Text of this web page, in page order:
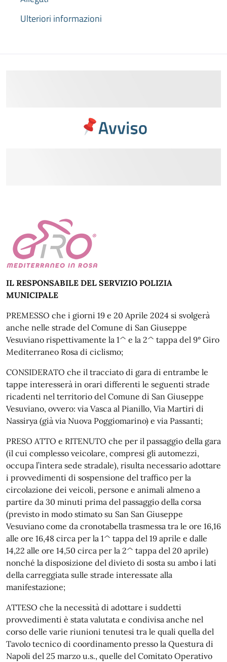
Ulteriori informazioni
IL RESPONSABILE DEL SERVIZIO POLIZIA
MUNICIPALE
PREMESSO che i giorni 19 e 20 Aprile 2024 si svolgerà
anche nelle strade del Comune di San Giuseppe
Vesuviano rispettivamente la 1^ e la 2^ tappa del 9° Giro
Mediterraneo Rosa di ciclismo;
CONSIDERATO che il tracciato di gara di entrambe le
tappe interesserà in orari differenti le seguenti strade
ricadenti nel territorio del Comune di San Giuseppe
Vesuviano, ovvero: via Vasca al Pianillo, Via Martiri di
Nassirya (già via Nuova Poggiomarino) e via Passanti;
PRESO ATTO e RITENUTO che per il passaggio della gara
(il cui complesso veicolare, compresi gli automezzi,
occupa l’intera sede stradale), risulta necessario adottare
i provvedimenti di sospensione del traffico per la
circolazione dei veicoli, persone e animali almeno a
partire da 30 minuti prima del passaggio della corsa
(previsto in modo stimato su San San Giuseppe
Vesuviano come da cronotabella trasmessa tra le ore 16,16
alle ore 16,48 circa per la 1^ tappa del 19 aprile e dalle
14,22 alle ore 14,50 circa per la 2^ tappa del 20 aprile)
nonché la disposizione del divieto di sosta su ambo i lati
della carreggiata sulle strade interessate alla
manifestazione;
ATTESO che la necessità di adottare i suddetti
provvedimenti è stata valutata e condivisa anche nel
corso delle varie riunioni tenutesi tra le quali quella del
Tavolo tecnico di coordinamento presso la Questura di
Napoli del 25 marzo u.s., quelle del Comitato Operativo